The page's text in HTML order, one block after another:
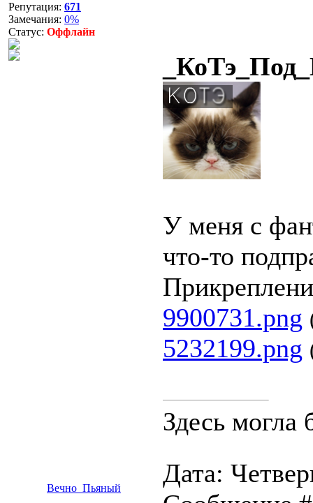
Репутация: 671
Замечания: 0%
Статус: Оффлайн
У меня с
что-то
9900731.png
5232199.png
Здесь
Вечно_Пьяный
Дата: